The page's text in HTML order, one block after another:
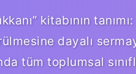
kitabının
dayalı
tüm toplumsal